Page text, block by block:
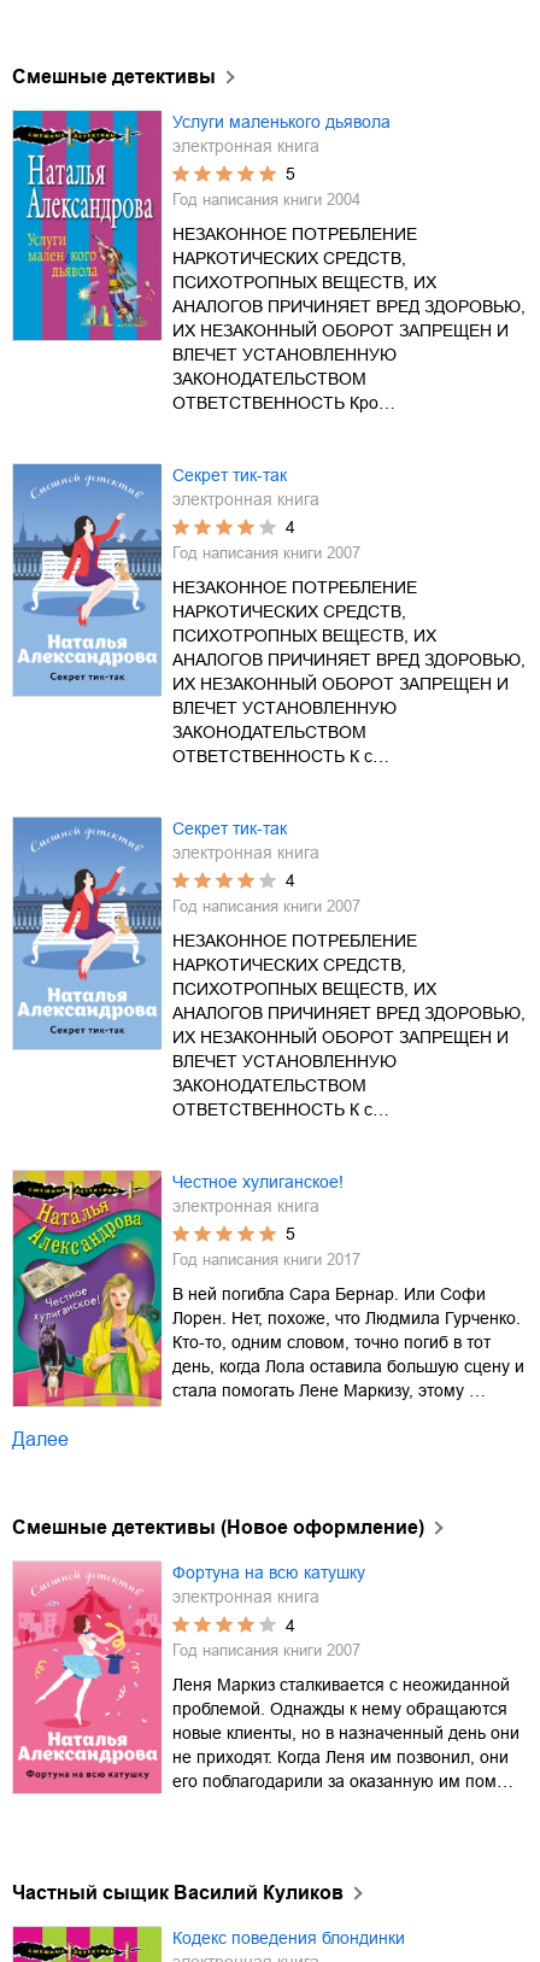
Смешные детективы
Услуги маленького дьявола
электронная книга
5
Год написания книги 2004
НЕЗАКОННОЕ ПОТРЕБЛЕНИЕ
НАРКОТИЧЕСКИХ СРЕДСТВ,
ПСИХОТРОПНЫХ ВЕЩЕСТВ, ИХ
АНАЛОГОВ ПРИЧИНЯЕТ ВРЕД ЗДОРОВЬЮ,
ИХ НЕЗАКОННЫЙ ОБОРОТ ЗАПРЕЩЕН И
ВЛЕЧЕТ УСТАНОВЛЕННУЮ
ЗАКОНОДАТЕЛЬСТВОМ
ОТВЕТСТВЕННОСТЬ Кро…
Секрет тик-так
электронная книга
4
Год написания книги 2007
НЕЗАКОННОЕ ПОТРЕБЛЕНИЕ
НАРКОТИЧЕСКИХ СРЕДСТВ,
ПСИХОТРОПНЫХ ВЕЩЕСТВ, ИХ
АНАЛОГОВ ПРИЧИНЯЕТ ВРЕД ЗДОРОВЬЮ,
ИХ НЕЗАКОННЫЙ ОБОРОТ ЗАПРЕЩЕН И
ВЛЕЧЕТ УСТАНОВЛЕННУЮ
ЗАКОНОДАТЕЛЬСТВОМ
ОТВЕТСТВЕННОСТЬ К с…
Секрет тик-так
электронная книга
4
Год написания книги 2007
НЕЗАКОННОЕ ПОТРЕБЛЕНИЕ
НАРКОТИЧЕСКИХ СРЕДСТВ,
ПСИХОТРОПНЫХ ВЕЩЕСТВ, ИХ
АНАЛОГОВ ПРИЧИНЯЕТ ВРЕД ЗДОРОВЬЮ,
ИХ НЕЗАКОННЫЙ ОБОРОТ ЗАПРЕЩЕН И
ВЛЕЧЕТ УСТАНОВЛЕННУЮ
ЗАКОНОДАТЕЛЬСТВОМ
ОТВЕТСТВЕННОСТЬ К с…
Честное хулиганское!
электронная книга
5
Год написания книги 2017
В ней погибла Сара Бернар. Или Софи
Лорен. Нет, похоже, что Людмила Гурченко.
Кто-то, одним словом, точно погиб в тот
день, когда Лола оставила большую сцену и
стала помогать Лене Маркизу, этому …
Далее
Смешные детективы (Новое оформление)
Фортуна на всю катушку
электронная книга
4
Год написания книги 2007
Леня Маркиз сталкивается с неожиданной
проблемой. Однажды к нему обращаются
новые клиенты, но в назначенный день они
не приходят. Когда Леня им позвонил, они
его поблагодарили за оказанную им пом…
Частный сыщик Василий Куликов
Кодекс поведения блондинки